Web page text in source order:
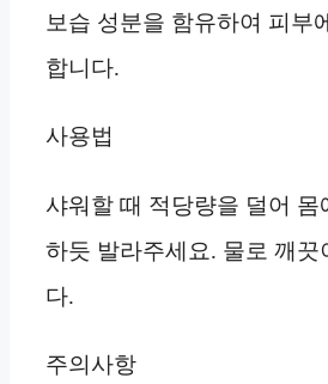
보습 성분을 함유하여 피부
합니다.
사용법
샤워할 때 적당량을 덜어 몸
하듯 발라주세요. 물로 깨끗
다.
주의사항